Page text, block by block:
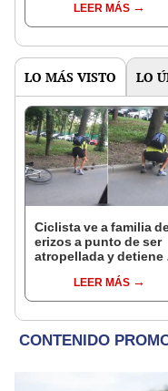
LEER MÁS
LO MÁS VISTO LO
Ciclista ve a familia
erizos a punto de ser
atropellada y detiene
[VIDEO]LEER MÁS